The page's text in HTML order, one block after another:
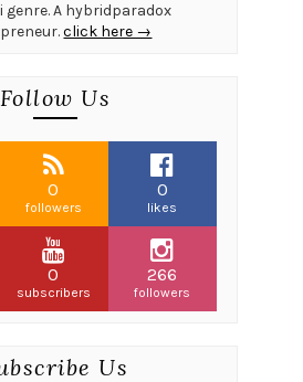
genre. A hybridparadox
click here →
Follow Us
0
followers
0
likes
0
subscribers
266
followers
Us